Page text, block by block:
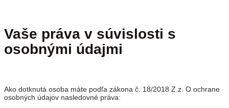
Vaše práva v súvislosti s
osobnými údajmi
Ako dotknutá osoba máte podľa zákona č. 18/2018 Z.z. O ochrane
osobných údajov nasledovné práva: